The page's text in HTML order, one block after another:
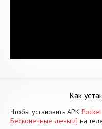
Как
Чтобы установить APK
Бесконечные деньги] на